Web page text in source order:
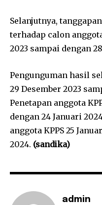
Selanjutnya,
terhadap calon
2023 sampai dengan
Pengunguman hasil
29 Desember 2023
Penetapan anggota
dengan 24 Januari
anggota KPPS 25
2024. (sandika)
admin